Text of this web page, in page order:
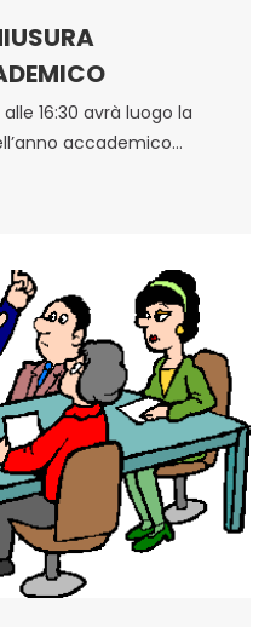
16:30 avrà luogo la
accademico…